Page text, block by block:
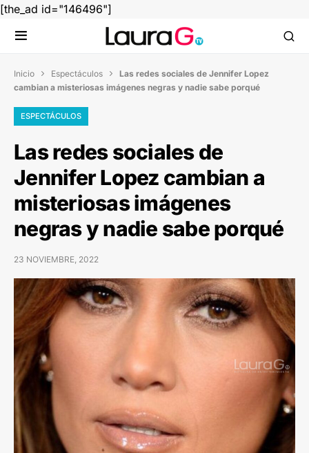
[the_ad id="146496"]
Inicio  Espectáculos  Las redes sociales de Jennifer Lopez
cambian a misteriosas imágenes negras y nadie sabe porqué
ESPECTÁCULOS
Las redes sociales de
Jennifer Lopez cambian a
misteriosas imágenes
negras y nadie sabe porqué
23 NOVIEMBRE, 2022